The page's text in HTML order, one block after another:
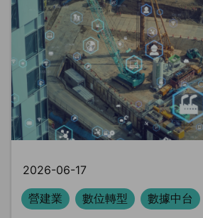
2026-06-17
營建業
數位轉型 數據中台